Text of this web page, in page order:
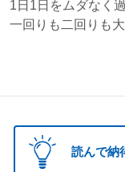
1日1日をムダなく
一回りも二回りも
読んで納